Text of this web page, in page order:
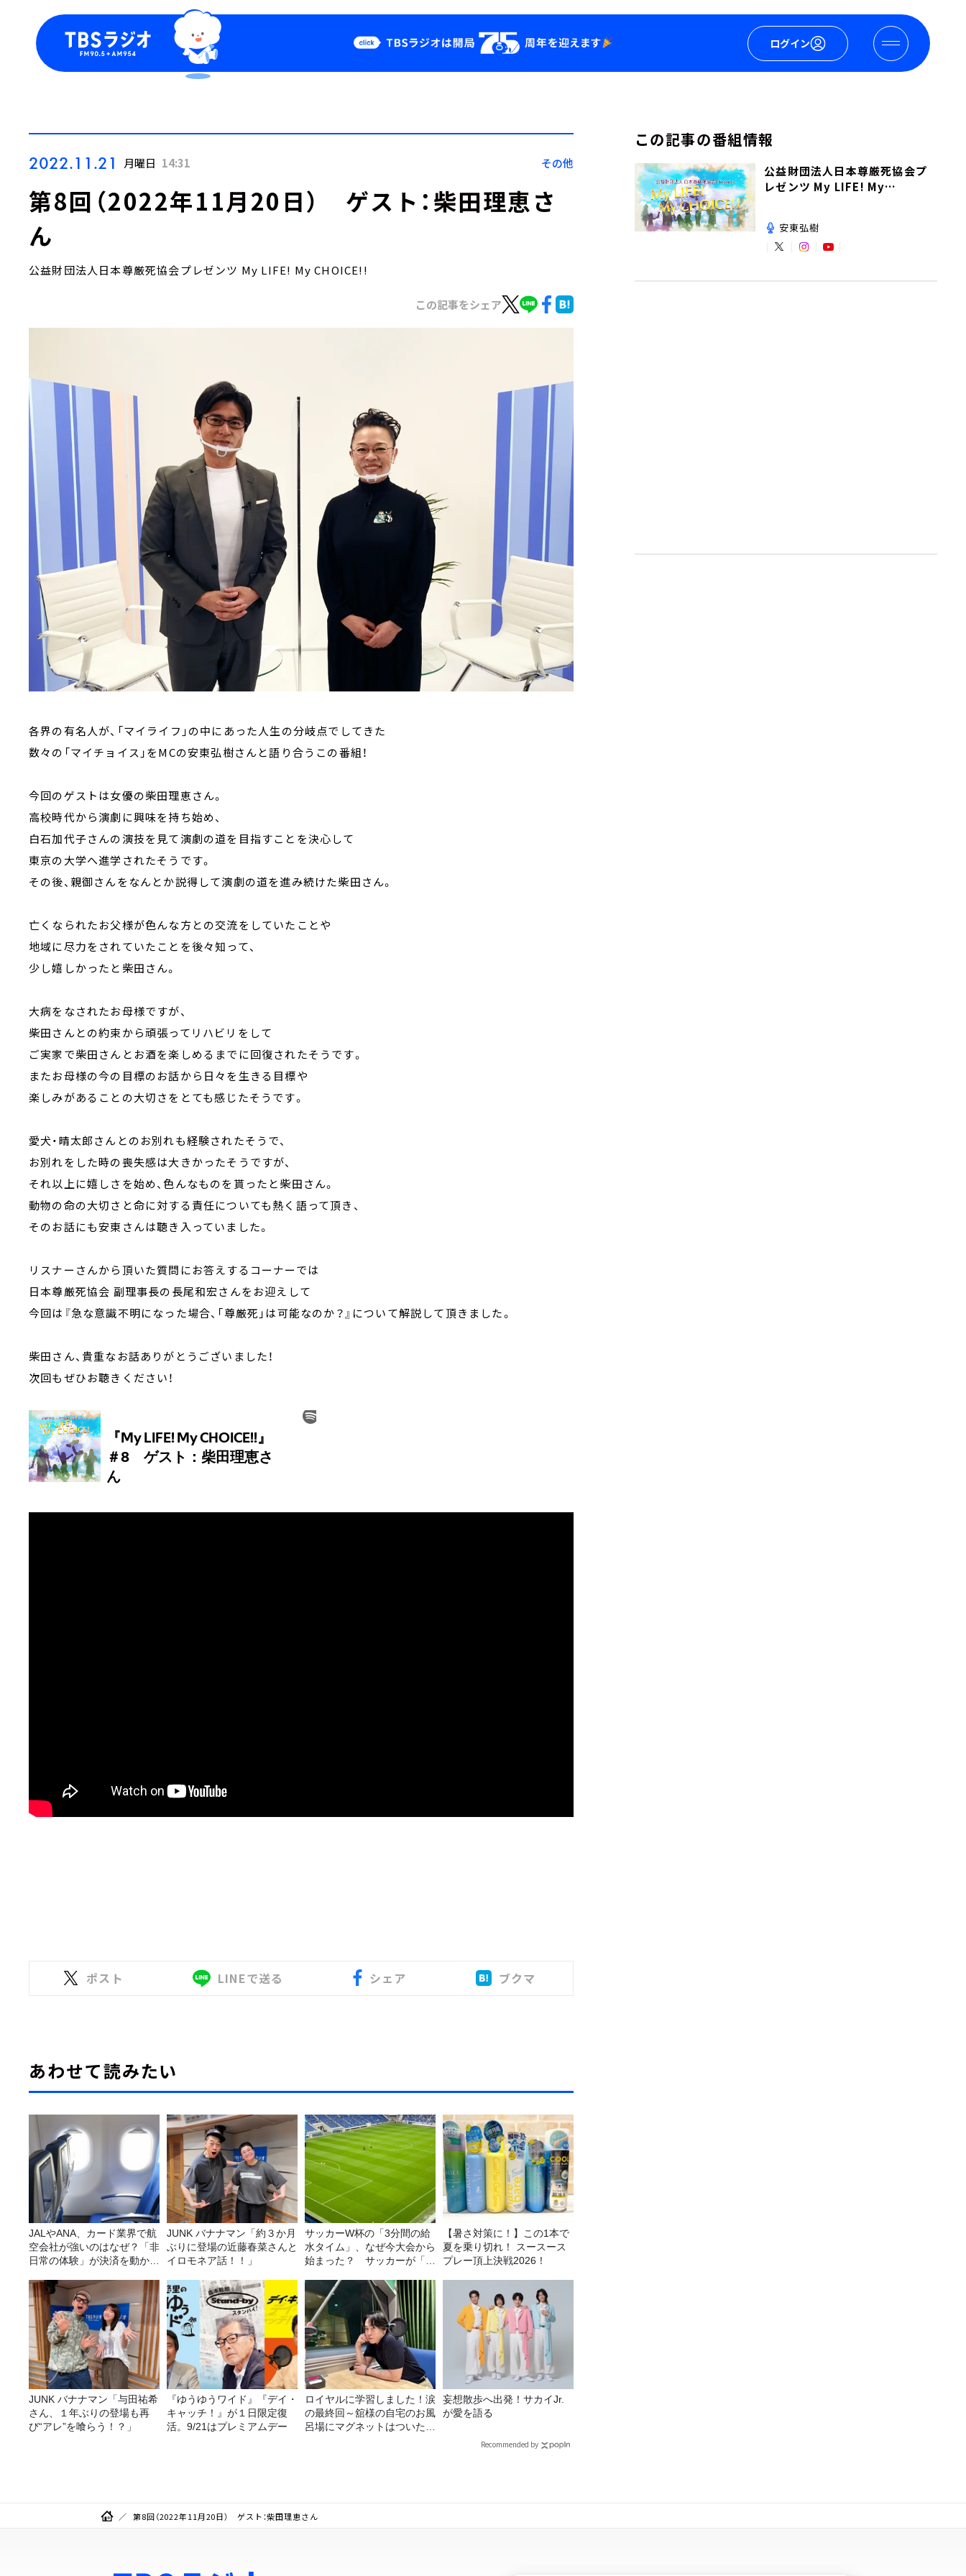
ログイン
Podcast
YouTube
2022.11.21 月曜日 14:31 その他
第8回（2022年11月20日） ゲスト：柴田理恵さ
ん
公益財団法人日本尊厳死協会プレゼンツ My LIFE! My CHOICE!!
この記事をシェア
各界の有名人が、「マイライフ」の中にあった人生の分岐点でしてきた
数々の「マイチョイス」をMCの安東弘樹さんと語り合うこの番組！
今回のゲストは女優の柴田理恵さん。
高校時代から演劇に興味を持ち始め、
白石加代子さんの演技を見て演劇の道を目指すことを決心して
東京の大学へ進学されたそうです。
その後、親御さんをなんとか説得して演劇の道を進み続けた柴田さん。
亡くなられたお父様が色んな方との交流をしていたことや
地域に尽力をされていたことを後々知って、
少し嬉しかったと柴田さん。
大病をなされたお母様ですが、
柴田さんとの約束から頑張ってリハビリをして
ご実家で柴田さんとお酒を楽しめるまでに回復されたそうです。
またお母様の今の目標のお話から日々を生きる目標や
楽しみがあることの大切さをとても感じたそうです。
愛犬・晴太郎さんとのお別れも経験されたそうで、
お別れをした時の喪失感は大きかったそうですが、
それ以上に嬉しさを始め、色んなものを貰ったと柴田さん。
動物の命の大切さと命に対する責任についても熱く語って頂き、
そのお話にも安東さんは聴き入っていました。
リスナーさんから頂いた質問にお答えするコーナーでは
日本尊厳死協会 副理事長の長尾和宏さんをお迎えして
今回は『急な意識不明になった場合、「尊厳死」は可能なのか？』について解説して頂きました。
柴田さん、貴重なお話ありがとうございました！
次回もぜひお聴きください！
ポスト LINEで送る シェア ブクマ
あわせて読みたい
JALやANA、カード業界で航
空会社が強いのはなぜ？「非
日常の体験」が決済を動かす
JUNK バナナマン「約３か月
ぶりに登場の近藤春菜さんと
イロモネア話！！」
サッカーW杯の「3分間の給
水タイム」、なぜ今大会から
始まった？ サッカーが「お
【暑さ対策に！】この1本で
夏を乗り切れ！ スースース
プレー頂上決戦2026！
JUNK バナナマン「与田祐希
さん、１年ぶりの登場も再
び“アレ”を喰らう！？」
『ゆうゆうワイド』『デイ・
キャッチ！』が１日限定復
活。9/21はプレミアムデー
ロイヤルに学習しました！涙
の最終回～舘様の自宅のお風
呂場にマグネットはついたの
妄想散歩へ出発！サカイJr.
が愛を語る
Recommended by
この記事の番組情報
公益財団法人日本尊厳死協会プ
レゼンツ My LIFE! My
安東弘樹
第8回（2022年11月20日） ゲスト：柴田理恵さん